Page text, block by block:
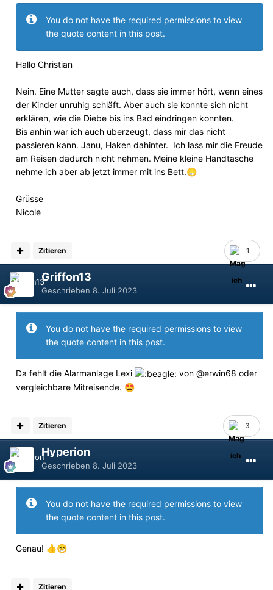
You do not have the required permissions to view
the quote content in this post.
Hallo Christian
Nein. Eine Mutter sagte auch, dass sie immer hört, wenn eines
der Kinder unruhig schläft. Aber auch sie konnte sich nicht
erklären, wie die Diebe bis ins Bad eindringen konnten.
Bis anhin war ich auch überzeugt, dass mir das nicht
passieren kann. Janu, Haken dahinter. Ich lass mir die Freude
am Reisen dadurch nicht nehmen. Meine kleine Handtasche
nehme ich aber ab jetzt immer mit ins Bett.😁
Grüsse
Nicole
1
Zitieren
Griffon13
Geschrieben 8. Juli 2023
You do not have the required permissions to view
the quote content in this post.
Da fehlt die Alarmanlage Lexi
von @erwin68 oder
vergleichbare Mitreisende. 🤩
3
Zitieren
Hyperion
Geschrieben 8. Juli 2023
You do not have the required permissions to view
the quote content in this post.
Genau! 👍😁
Zitieren